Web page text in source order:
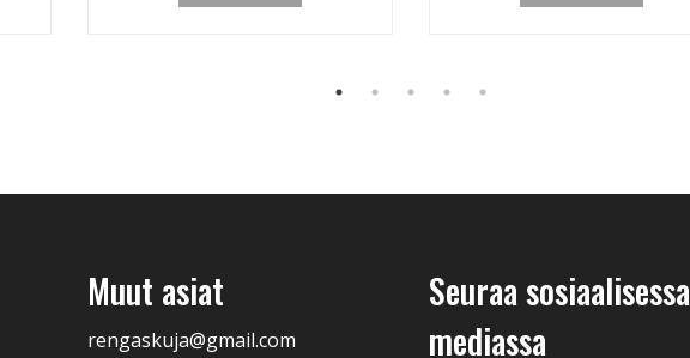
Muut asiat
rengaskuja@gmail.com
Seuraa sosiaalisessa
mediassa